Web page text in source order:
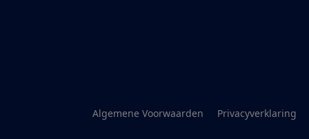
Algemene Voorwaarden Privacyverklaring